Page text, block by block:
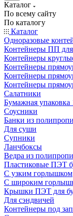
Каталог
По всему сайту
По каталогу
Каталог
Одноразовые
Контейнеры ПП для
Контейнеры
Контейнеры
Контейнеры
Контейнеры
Салатники
Бумажная
Соусники
Банки из
Для суши
Супники
Ланчбоксы
Ведра из
Пластиковые ПЭТ
С узким горлышком
С широким
Крышки ПЭТ для
Для сэндвичей
Контейнеры под